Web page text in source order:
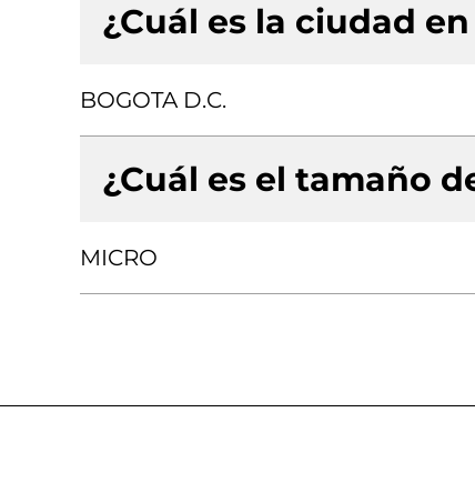
¿Cuál es la ciudad
BOGOTA D.C.
¿Cuál es el tamaño
MICRO